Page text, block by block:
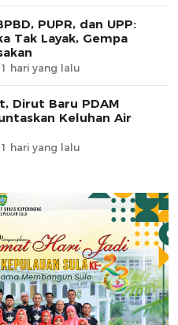
PUPR, dan UPP:
Tak Layak, Gempa
1 hari yang lalu
Dirut Baru PDAM
Keluhan Air
1 hari yang lalu